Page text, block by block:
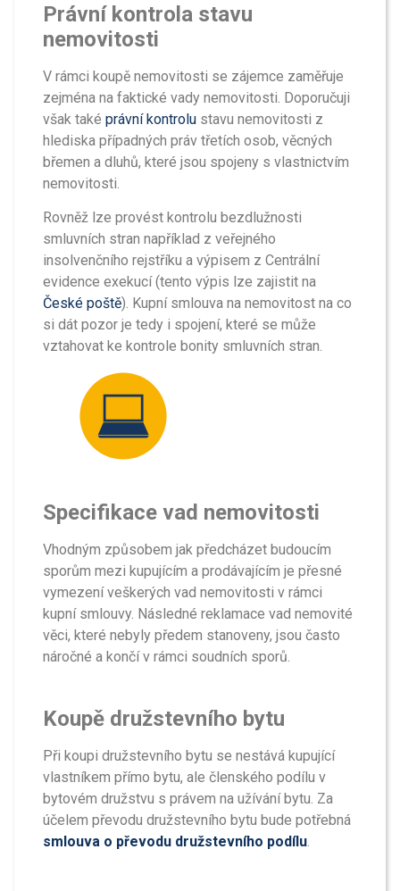
Právní kontrola stavu
nemovitosti
V rámci koupě nemovitosti se zájemce zaměřuje
zejména na faktické vady nemovitosti. Doporučuji
však také právní kontrolu stavu nemovitosti z
hlediska případných práv třetích osob, věcných
břemen a dluhů, které jsou spojeny s vlastnictvím
nemovitosti.
Rovněž lze provést kontrolu bezdlužnosti
smluvních stran například z veřejného
insolvenčního rejstříku a výpisem z Centrální
evidence exekucí (tento výpis lze zajistit na
České poště). Kupní smlouva na nemovitost na co
si dát pozor je tedy i spojení, které se může
vztahovat ke kontrole bonity smluvních stran.
Specifikace vad nemovitosti
Vhodným způsobem jak předcházet budoucím
sporům mezi kupujícím a prodávajícím je přesné
vymezení veškerých vad nemovitosti v rámci
kupní smlouvy. Následné reklamace vad nemovité
věci, které nebyly předem stanoveny, jsou často
náročné a končí v rámci soudních sporů.
Koupě družstevního bytu
Při koupi družstevního bytu se nestává kupující
vlastníkem přímo bytu, ale členského podílu v
bytovém družstvu s právem na užívání bytu. Za
účelem převodu družstevního bytu bude potřebná
smlouva o převodu družstevního podílu